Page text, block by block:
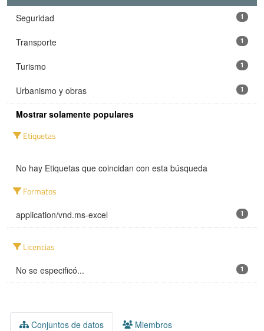
Seguridad 1
Transporte 1
Turismo 1
Urbanismo y obras 1
Mostrar solamente populares
Etiquetas
No hay Etiquetas que coincidan con esta búsqueda
Formatos
application/vnd.ms-excel 1
Licencias
No se especificó... 1
Conjuntos de datos Miembros